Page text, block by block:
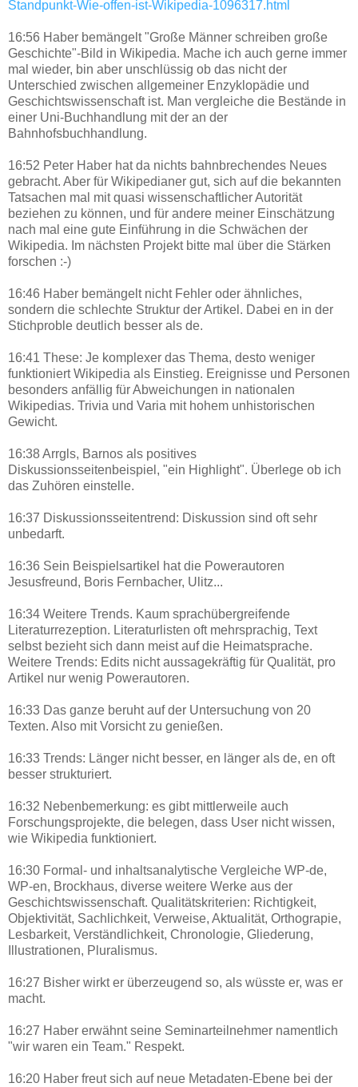
Standpunkt-Wie-offen-ist-Wikipedia-1096317.html
16:56 Haber bemängelt "Große Männer schreiben große
Geschichte"-Bild in Wikipedia. Mache ich auch gerne immer
mal wieder, bin aber unschlüssig ob das nicht der
Unterschied zwischen allgemeiner Enzyklopädie und
Geschichtswissenschaft ist. Man vergleiche die Bestände in
einer Uni-Buchhandlung mit der an der
Bahnhofsbuchhandlung.
16:52 Peter Haber hat da nichts bahnbrechendes Neues
gebracht. Aber für Wikipedianer gut, sich auf die bekannten
Tatsachen mal mit quasi wissenschaftlicher Autorität
beziehen zu können, und für andere meiner Einschätzung
nach mal eine gute Einführung in die Schwächen der
Wikipedia. Im nächsten Projekt bitte mal über die Stärken
forschen :-)
16:46 Haber bemängelt nicht Fehler oder ähnliches,
sondern die schlechte Struktur der Artikel. Dabei en in der
Stichproble deutlich besser als de.
16:41 These: Je komplexer das Thema, desto weniger
funktioniert Wikipedia als Einstieg. Ereignisse und Personen
besonders anfällig für Abweichungen in nationalen
Wikipedias. Trivia und Varia mit hohem unhistorischen
Gewicht.
16:38 Arrgls, Barnos als positives
Diskussionsseitenbeispiel, "ein Highlight". Überlege ob ich
das Zuhören einstelle.
16:37 Diskussionsseitentrend: Diskussion sind oft sehr
unbedarft.
16:36 Sein Beispielsartikel hat die Powerautoren
Jesusfreund, Boris Fernbacher, Ulitz...
16:34 Weitere Trends. Kaum sprachübergreifende
Literaturrezeption. Literaturlisten oft mehrsprachig, Text
selbst bezieht sich dann meist auf die Heimatsprache.
Weitere Trends: Edits nicht aussagekräftig für Qualität, pro
Artikel nur wenig Powerautoren.
16:33 Das ganze beruht auf der Untersuchung von 20
Texten. Also mit Vorsicht zu genießen.
16:33 Trends: Länger nicht besser, en länger als de, en oft
besser strukturiert.
16:32 Nebenbemerkung: es gibt mittlerweile auch
Forschungsprojekte, die belegen, dass User nicht wissen,
wie Wikipedia funktioniert.
16:30 Formal- und inhaltsanalytische Vergleiche WP-de,
WP-en, Brockhaus, diverse weitere Werke aus der
Geschichtswissenschaft. Qualitätskriterien: Richtigkeit,
Objektivität, Sachlichkeit, Verweise, Aktualität, Orthograpie,
Lesbarkeit, Verständlichkeit, Chronologie, Gliederung,
Illustrationen, Pluralismus.
16:27 Bisher wirkt er überzeugend so, als wüsste er, was er
macht.
16:27 Haber erwähnt seine Seminarteilnehmer namentlich
"wir waren ein Team." Respekt.
16:20 Haber freut sich auf neue Metadaten-Ebene bei der